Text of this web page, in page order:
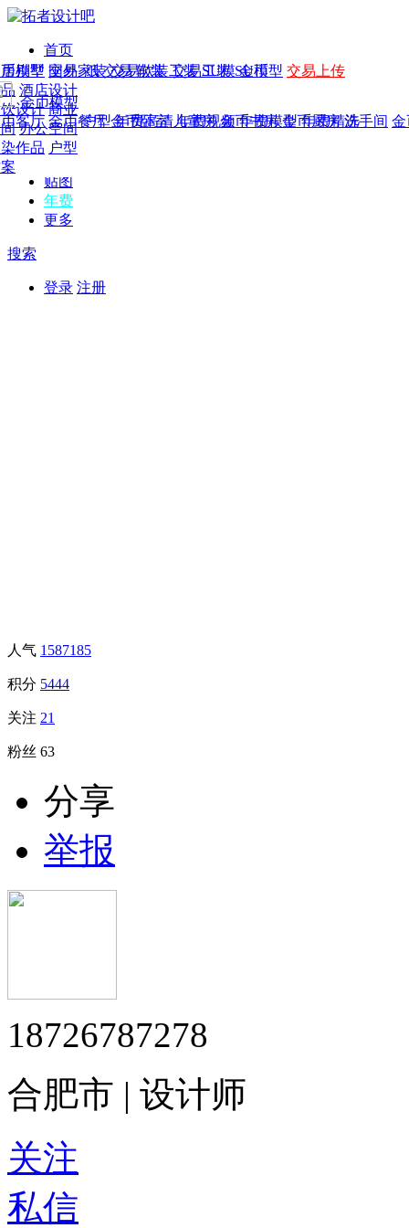
首页
发现
年费 作品 图纸 交易 软装 工装 SU模 金币
年费版块
费图纸 年费户型 年费高清 年费视频 年费模型 年费精选
作品
别墅 国外
酒店设计
设计 商业
办公空间
作品 户型
模型
模型 交易家装 交易软装 交易工装 SU模型 交易上传
金币模型
客厅 金币餐厅 金币卧室 儿童房 金币书房 金币厨房 洗手间 金
CAD
概念
贴图
年费
更多
搜索
登录 注册
人气 1587185
积分 5444
关注 21
粉丝 63
分享
举报
18726787278
合肥市 | 设计师
关注
私信